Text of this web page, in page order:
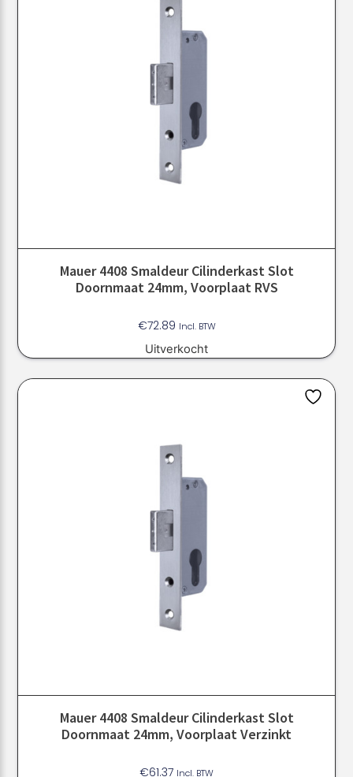
Mauer 4408 Smaldeur Cilinderkast Slot
Doornmaat 24mm, Voorplaat RVS
€72.89 Incl. BTW
Uitverkocht
Mauer 4408 Smaldeur Cilinderkast Slot
Doornmaat 24mm, Voorplaat Verzinkt
€61.37 Incl. BTW